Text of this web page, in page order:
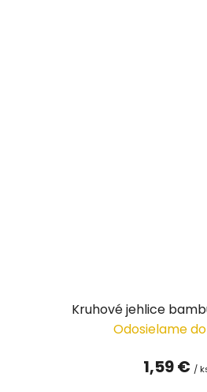
Kruhové jehlice
Odosielame
1,59 € /